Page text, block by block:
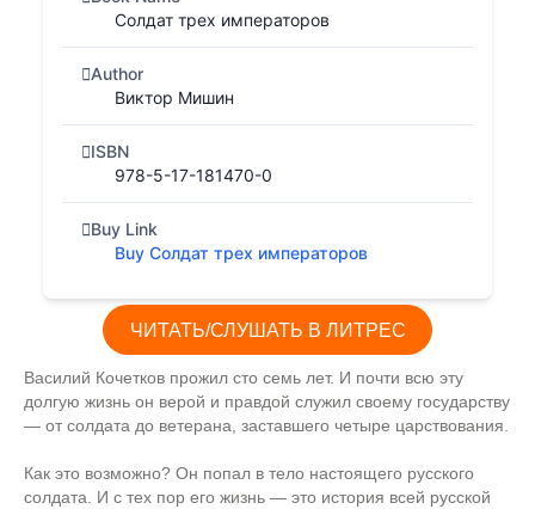
Солдат трех императоров
Author
Виктор Мишин
ISBN
978-5-17-181470-0
Buy Link
Buy Солдат трех императоров
ЧИТАТЬ/СЛУШАТЬ В ЛИТРЕС
Василий Кочетков прожил сто семь лет. И почти всю эту
долгую жизнь он верой и правдой служил своему государству
— от солдата до ветерана, заставшего четыре царствования.
Как это возможно? Он попал в тело настоящего русского
солдата. И с тех пор его жизнь — это история всей русской